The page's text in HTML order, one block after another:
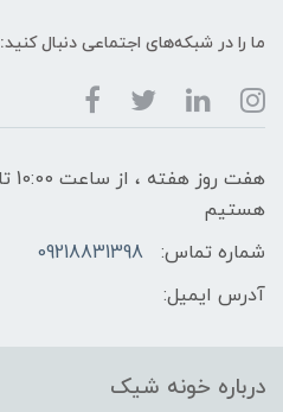
ما را در شبکه‌های اجتماعی دنبال کنید:
هستیم
شماره تماس:
09218831398
آدرس ایمیل:
درباره خونه شیک